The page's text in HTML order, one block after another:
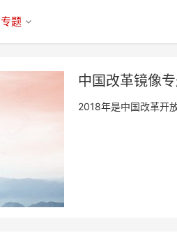
专题
中国改革镜像
2018年是中国改革开